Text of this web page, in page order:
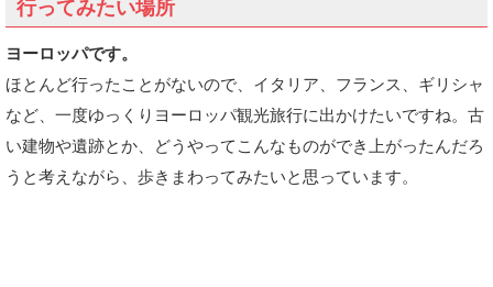
行ってみたい場所
ヨーロッパです。
ほとんど行ったことがないので、イタリア、フランス、ギリシャ
など、一度ゆっくりヨーロッパ観光旅行に出かけたいですね。古
い建物や遺跡とか、どうやってこんなものができ上がったんだろ
うと考えながら、歩きまわってみたいと思っています。